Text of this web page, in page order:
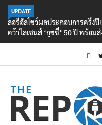
UPDATE
ลอรีอัลโชว์ผลประกอบการครึ่งปี
คว้าไลเซนส์ ‘กุชชี่’ 50 ปี พร้อม